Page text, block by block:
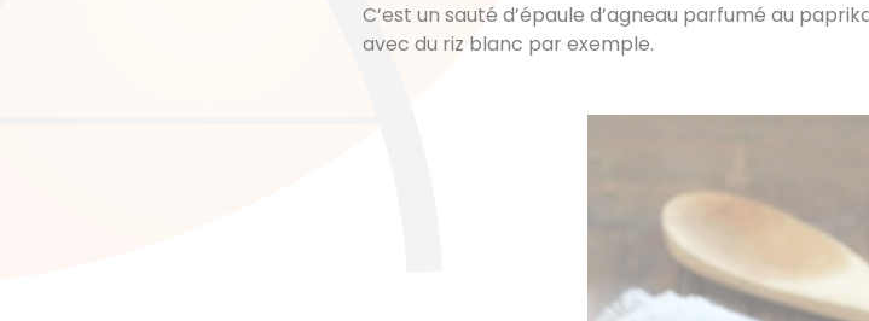
C’est un sauté d’épaule d’agneau parfumé au
avec du riz blanc par exemple.